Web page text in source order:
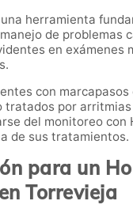
una herramienta
de problemas
en exámenes
con marcapasos
tratados por
del monitoreo con
de sus tratamientos.
para un
en Torrevieja